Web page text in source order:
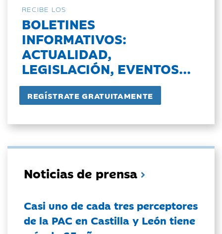
RECIBE LOS
BOLETINES
INFORMATIVOS:
ACTUALIDAD,
LEGISLACIÓN, EVENTOS...
Noticias de prensa
Casi uno de cada tres perceptores
de la PAC en Castilla y León tiene